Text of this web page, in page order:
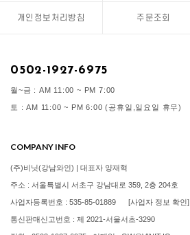
개인정보처리방침 주문조회
0502-1927-6975
월~금 : AM 11:00 ~ PM 7:00
토 : AM 11:00 ~ PM 6:00 (공휴일,일요일 휴무)
COMPANY INFO
(주)비닛(강남와인) | 대표자 양재혁
주소 : 서울특별시 서초구 강남대로 359, 2층 204호
사업자등록번호 : 535-85-01889 [사업자 정보 확인]
통신판매신고번호 : 제 2021-서울서초-3290